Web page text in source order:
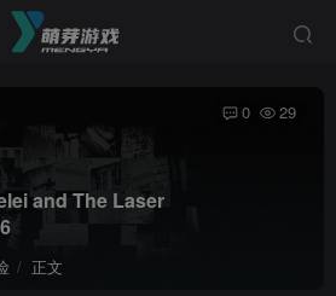
and The Laser
正文
0 29